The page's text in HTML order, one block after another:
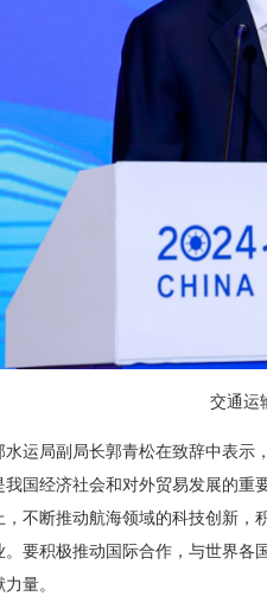
交通运
水运局副局长郭青松在致辞中表示
我国经济社会和对外贸易发展的重
，不断推动航海领域的科技创新，
。要积极推动国际合作，与世界各
量。